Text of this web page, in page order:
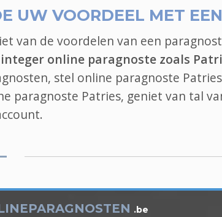
UW VOORDEEL MET
van de voordelen van een
online paragnoste zoals
stel online paragnoste
paragnoste Patries, geniet van tal
.be